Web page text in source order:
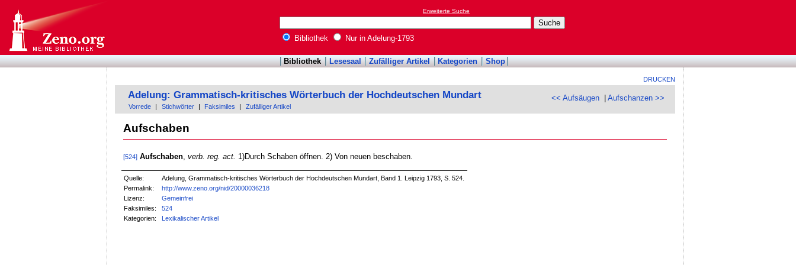
Erweiterte Suche
Bibliothek Nur in Adelung-1793
Bibliothek Lesesaal Zufälliger Artikel Kategorien Shop
DRUCKEN
<< Aufsäugen |Aufschanzen >>
Adelung: Grammatisch-kritisches Wörterbuch der Hochdeutschen Mundart
Vorrede Stichwörter Faksimiles Zufälliger Artikel
Aufschaben
[524] Aufschaben, verb. reg. act. 1)Durch Schaben öffnen. 2) Von neuen beschaben.
Quelle:
Adelung, Grammatisch-kritisches Wörterbuch der Hochdeutschen Mundart, Band 1. Leipzig 1793, S. 524.
Permalink:
http://www.zeno.org/nid/20000036218
Lizenz:
Gemeinfrei
Faksimiles:
524
Kategorien:
Lexikalischer Artikel